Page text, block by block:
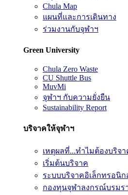
Chula Map
แผนที่และการเดินทาง
ร่วมงานกับจุฬาฯ
Green University
Chula Zero Waste
CU Shuttle Bus
MuvMi
จุฬาฯ กับความยั่งยืน
Sustainability Report
บริจาคให้จุฬาฯ
เหตุผลที่...ทำไมต้องบริจ
เริ่มต้นบริจาค
ระบบบริจาคอิเล็กทรอนิก
กองทุนจุฬาลงกรณ์บรมร